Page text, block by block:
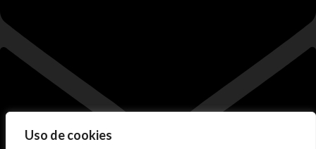
Uso de cookies